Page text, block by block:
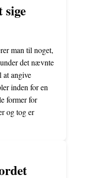
man til noget,
det nævnte
at angive
inden for en
former for
og tog er